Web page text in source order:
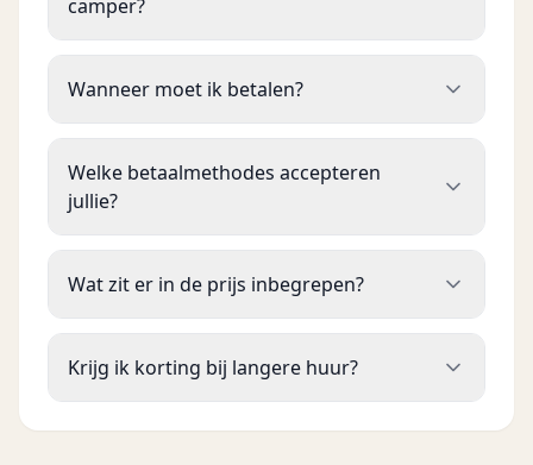
camper?
Wanneer moet ik betalen?
Welke betaalmethodes accepteren
jullie?
Wat zit er in de prijs inbegrepen?
Krijg ik korting bij langere huur?